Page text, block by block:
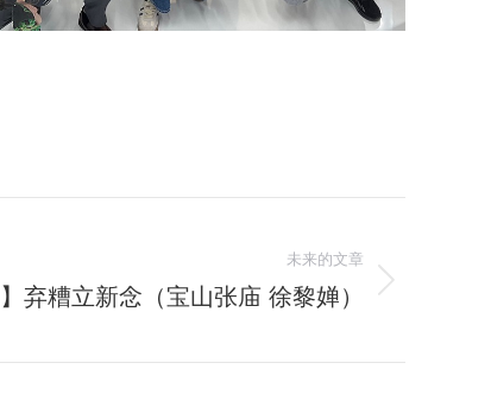
未来的文章
弃糟立新念（宝山张庙 徐黎婵）